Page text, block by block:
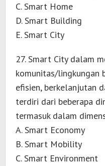
C. Smart Home
D. Smart Building
E. Smart City
27. Smart City dalam
komunitas/lingkungan
efisien, berkelanjutan
terdiri dari beberapa
termasuk dalam
A. Smart Economy
B. Smart Mobility
C. Smart Environment